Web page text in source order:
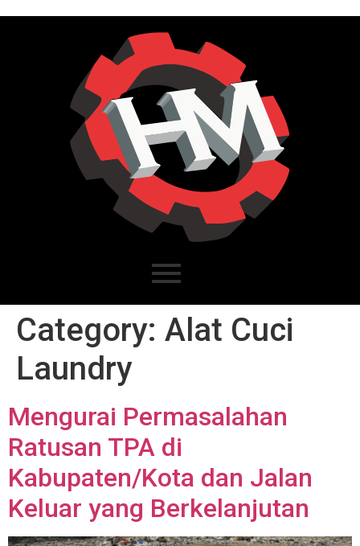
Category: Alat Cuci
Laundry
Mengurai Permasalahan
Ratusan TPA di
Kabupaten/Kota dan Jalan
Keluar yang Berkelanjutan